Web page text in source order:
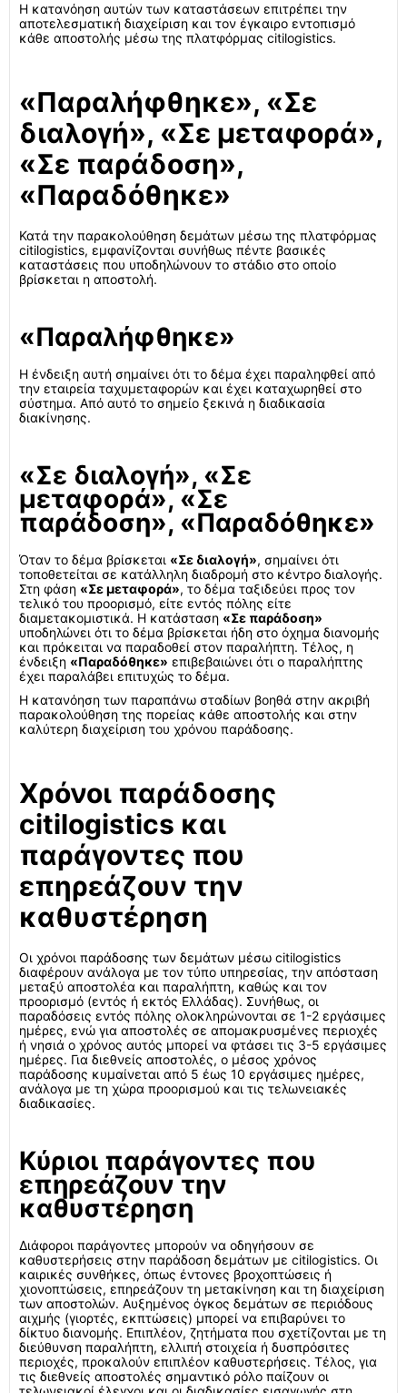
Η κατανόηση αυτών των καταστάσεων επιτρέπει την
αποτελεσματική διαχείριση και τον έγκαιρο εντοπισμό
κάθε αποστολής μέσω της πλατφόρμας citilogistics.
«Παραλήφθηκε», «Σε
διαλογή», «Σε μεταφορά»,
«Σε παράδοση»,
«Παραδόθηκε»
Κατά την παρακολούθηση δεμάτων μέσω της πλατφόρμας
citilogistics, εμφανίζονται συνήθως πέντε βασικές
καταστάσεις που υποδηλώνουν το στάδιο στο οποίο
βρίσκεται η αποστολή.
«Παραλήφθηκε»
Η ένδειξη αυτή σημαίνει ότι το δέμα έχει παραληφθεί από
την εταιρεία ταχυμεταφορών και έχει καταχωρηθεί στο
σύστημα. Από αυτό το σημείο ξεκινά η διαδικασία
διακίνησης.
«Σε διαλογή», «Σε
μεταφορά», «Σε
παράδοση», «Παραδόθηκε»
Όταν το δέμα βρίσκεται «Σε διαλογή», σημαίνει ότι
τοποθετείται σε κατάλληλη διαδρομή στο κέντρο διαλογής.
Στη φάση «Σε μεταφορά», το δέμα ταξιδεύει προς τον
τελικό του προορισμό, είτε εντός πόλης είτε
διαμετακομιστικά. Η κατάσταση «Σε παράδοση»
υποδηλώνει ότι το δέμα βρίσκεται ήδη στο όχημα διανομής
και πρόκειται να παραδοθεί στον παραλήπτη. Τέλος, η
ένδειξη «Παραδόθηκε» επιβεβαιώνει ότι ο παραλήπτης
έχει παραλάβει επιτυχώς το δέμα.
Η κατανόηση των παραπάνω σταδίων βοηθά στην ακριβή
παρακολούθηση της πορείας κάθε αποστολής και στην
καλύτερη διαχείριση του χρόνου παράδοσης.
Χρόνοι παράδοσης
citilogistics και
παράγοντες που
επηρεάζουν την
καθυστέρηση
Οι χρόνοι παράδοσης των δεμάτων μέσω citilogistics
διαφέρουν ανάλογα με τον τύπο υπηρεσίας, την απόσταση
μεταξύ αποστολέα και παραλήπτη, καθώς και τον
προορισμό (εντός ή εκτός Ελλάδας). Συνήθως, οι
παραδόσεις εντός πόλης ολοκληρώνονται σε 1-2 εργάσιμες
ημέρες, ενώ για αποστολές σε απομακρυσμένες περιοχές
ή νησιά ο χρόνος αυτός μπορεί να φτάσει τις 3-5 εργάσιμες
ημέρες. Για διεθνείς αποστολές, ο μέσος χρόνος
παράδοσης κυμαίνεται από 5 έως 10 εργάσιμες ημέρες,
ανάλογα με τη χώρα προορισμού και τις τελωνειακές
διαδικασίες.
Κύριοι παράγοντες που
επηρεάζουν την
καθυστέρηση
Διάφοροι παράγοντες μπορούν να οδηγήσουν σε
καθυστερήσεις στην παράδοση δεμάτων με citilogistics. Οι
καιρικές συνθήκες, όπως έντονες βροχοπτώσεις ή
χιονοπτώσεις, επηρεάζουν τη μετακίνηση και τη διαχείριση
των αποστολών. Αυξημένος όγκος δεμάτων σε περιόδους
αιχμής (γιορτές, εκπτώσεις) μπορεί να επιβαρύνει το
δίκτυο διανομής. Επιπλέον, ζητήματα που σχετίζονται με τη
διεύθυνση παραλήπτη, ελλιπή στοιχεία ή δυσπρόσιτες
περιοχές, προκαλούν επιπλέον καθυστερήσεις. Τέλος, για
τις διεθνείς αποστολές σημαντικό ρόλο παίζουν οι